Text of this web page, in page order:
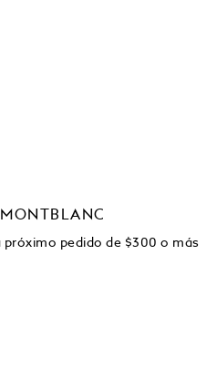
próximo pedido de $300 o más